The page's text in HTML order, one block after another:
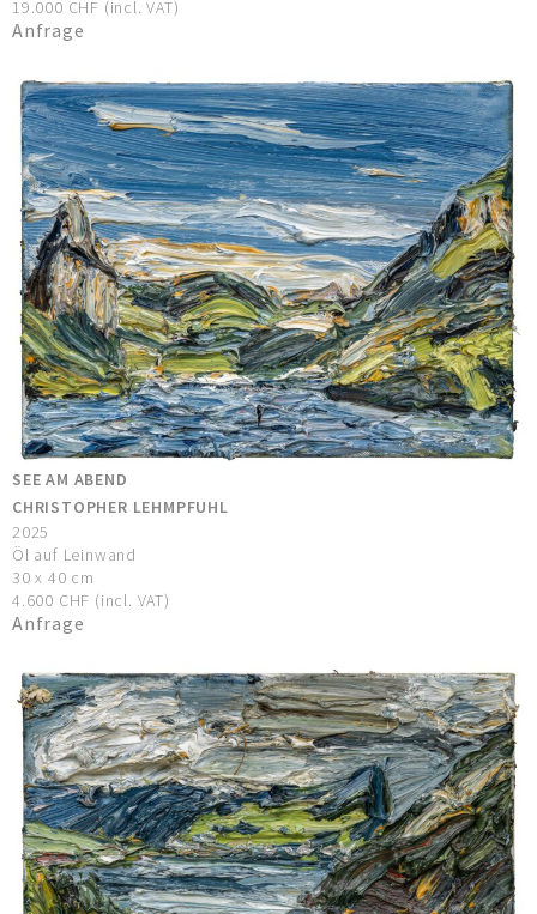
19.000 CHF (incl. VAT)
Anfrage
SEE AM ABEND
CHRISTOPHER LEHMPFUHL
2025
Öl auf Leinwand
30 x 40 cm
4.600 CHF (incl. VAT)
Anfrage